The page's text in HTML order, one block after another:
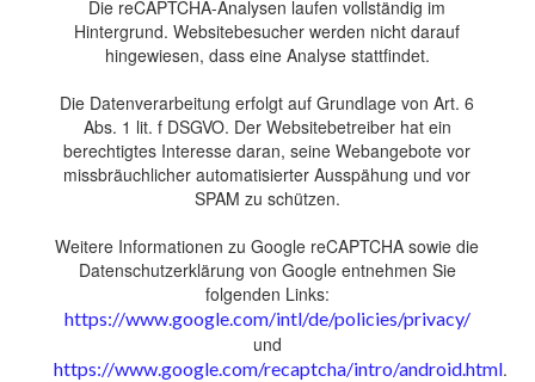
Die reCAPTCHA-Analysen laufen vollständig im
Hintergrund. Websitebesucher werden nicht darauf
hingewiesen, dass eine Analyse stattfindet.
Die Datenverarbeitung erfolgt auf Grundlage von Art. 6
Abs. 1 lit. f DSGVO. Der Websitebetreiber hat ein
berechtigtes Interesse daran, seine Webangebote vor
missbräuchlicher automatisierter Ausspähung und vor
SPAM zu schützen.
Weitere Informationen zu Google reCAPTCHA sowie die
Datenschutzerklärung von Google entnehmen Sie
folgenden Links:
https://www.google.com/intl/de/policies/privacy/
und
https://www.google.com/recaptcha/intro/android.html.